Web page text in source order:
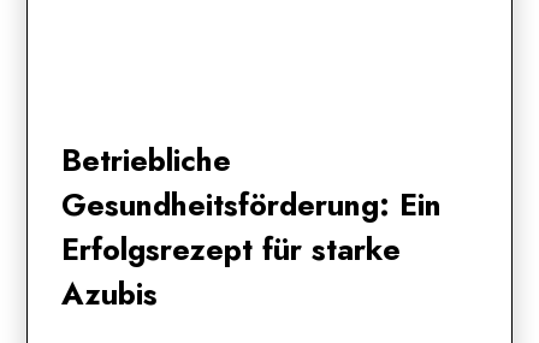
Betriebliche
Gesundheitsförderung: Ein
Erfolgsrezept für starke
Azubis